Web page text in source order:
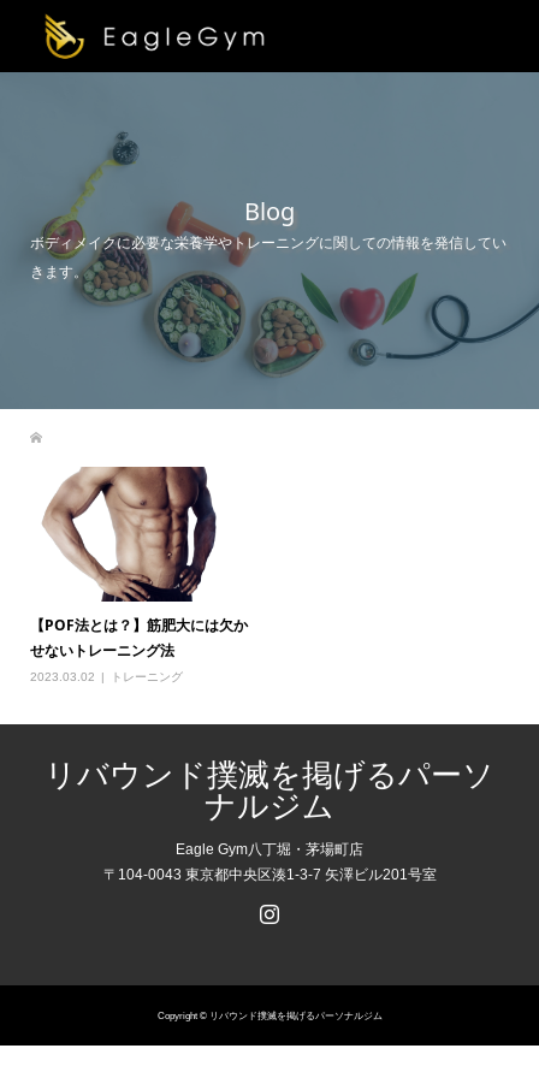
Blog
ボディメイクに必要な栄養学やトレーニングに関しての情報を発信してい
きます。
【POF法とは？】筋肥大には欠か
せないトレーニング法
2023.03.02 トレーニング
リバウンド撲滅を掲げるパーソ
ナルジム
Eagle Gym八丁堀・茅場町店
〒104-0043 東京都中央区湊1-3-7 矢澤ビル201号室
Copyright © リバウンド撲滅を掲げるパーソナルジム